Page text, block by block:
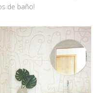
de baño!